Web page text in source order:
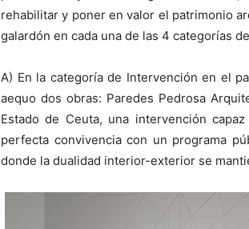
rehabilitar y poner en valor el patrimonio
galardón en cada una de las 4 categorías
A) En la categoría de Intervención en el
aequo dos obras: Paredes Pedrosa
Estado de Ceuta, una intervención
perfecta convivencia con un programa
donde la dualidad interior-exterior se